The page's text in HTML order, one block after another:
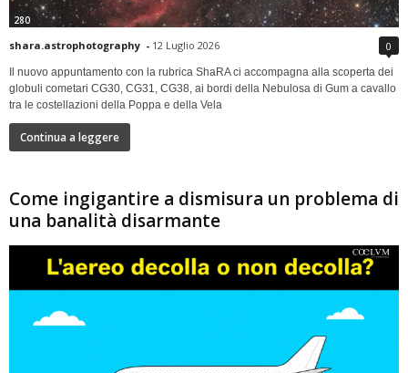
280
shara.astrophotography - 12 Luglio 2026 0
Il nuovo appuntamento con la rubrica ShaRA ci accompagna alla scoperta dei
globuli cometari CG30, CG31, CG38, ai bordi della Nebulosa di Gum a cavallo
tra le costellazioni della Poppa e della Vela
Continua a leggere
Come ingigantire a dismisura un problema di
una banalità disarmante